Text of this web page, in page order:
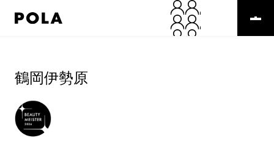
鶴岡伊勢原